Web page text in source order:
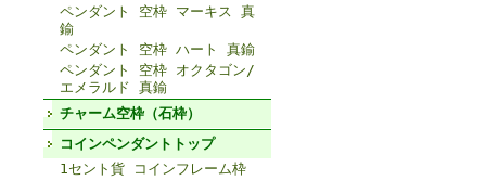
ペンダント 空枠 マーキス 真
鍮
ペンダント 空枠 ハート 真鍮
ペンダント 空枠 オクタゴン/
エメラルド 真鍮
チャーム空枠（石枠）
コインペンダントトップ
1セント貨 コインフレーム枠